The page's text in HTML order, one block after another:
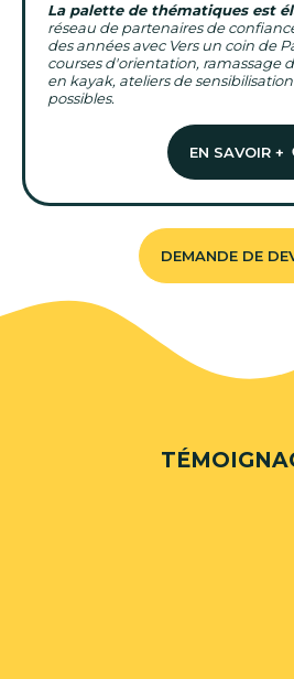
La palette de thématiques est
réseau de partenaires de
des années avec Vers un coin de
courses d'orientation, ramassage
en kayak, ateliers de
possibles.
EN SAVOIR +
DEMANDE DE